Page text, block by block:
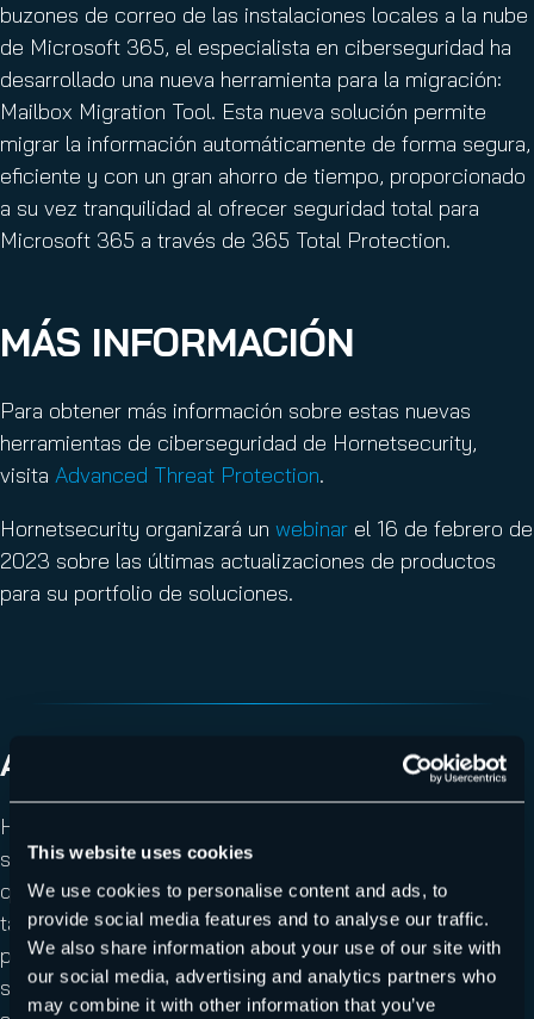
This website uses cookies
We use cookies to personalise content and ads, to
provide social media features and to analyse our traffic.
We also share information about your use of our site with
our social media, advertising and analytics partners who
may combine it with other information that you’ve
buzones de correo de las instalaciones locales a la nube
de Microsoft 365, el especialista en ciberseguridad ha
desarrollado una nueva herramienta para la migración:
Mailbox Migration Tool. Esta nueva solución permite
migrar la información automáticamente de forma segura,
eficiente y con un gran ahorro de tiempo, proporcionado
a su vez tranquilidad al ofrecer seguridad total para
Microsoft 365 a través de 365 Total Protection.
MÁS INFORMACIÓN
Para obtener más información sobre estas nuevas
herramientas de ciberseguridad de Hornetsecurity,
visita Advanced Threat Protection.
Hornetsecurity organizará un webinar el 16 de febrero de
2023 sobre las últimas actualizaciones de productos
para su portfolio de soluciones.
Acerca de Hornetsecurity
Hornetsecurity es un proveedor líder mundial de
seguridad de correo electrónico y backup en la nube,
que protege a empresas y organizaciones de todos los
tamaños en todo el mundo. Su galardonado portfolio de
productos cubre todas las áreas importantes de la
seguridad del correo electrónico, incluido el filtrado de